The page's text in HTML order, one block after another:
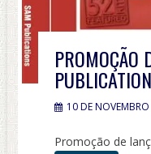
PROMOÇÃO
10 DE
Promoção de